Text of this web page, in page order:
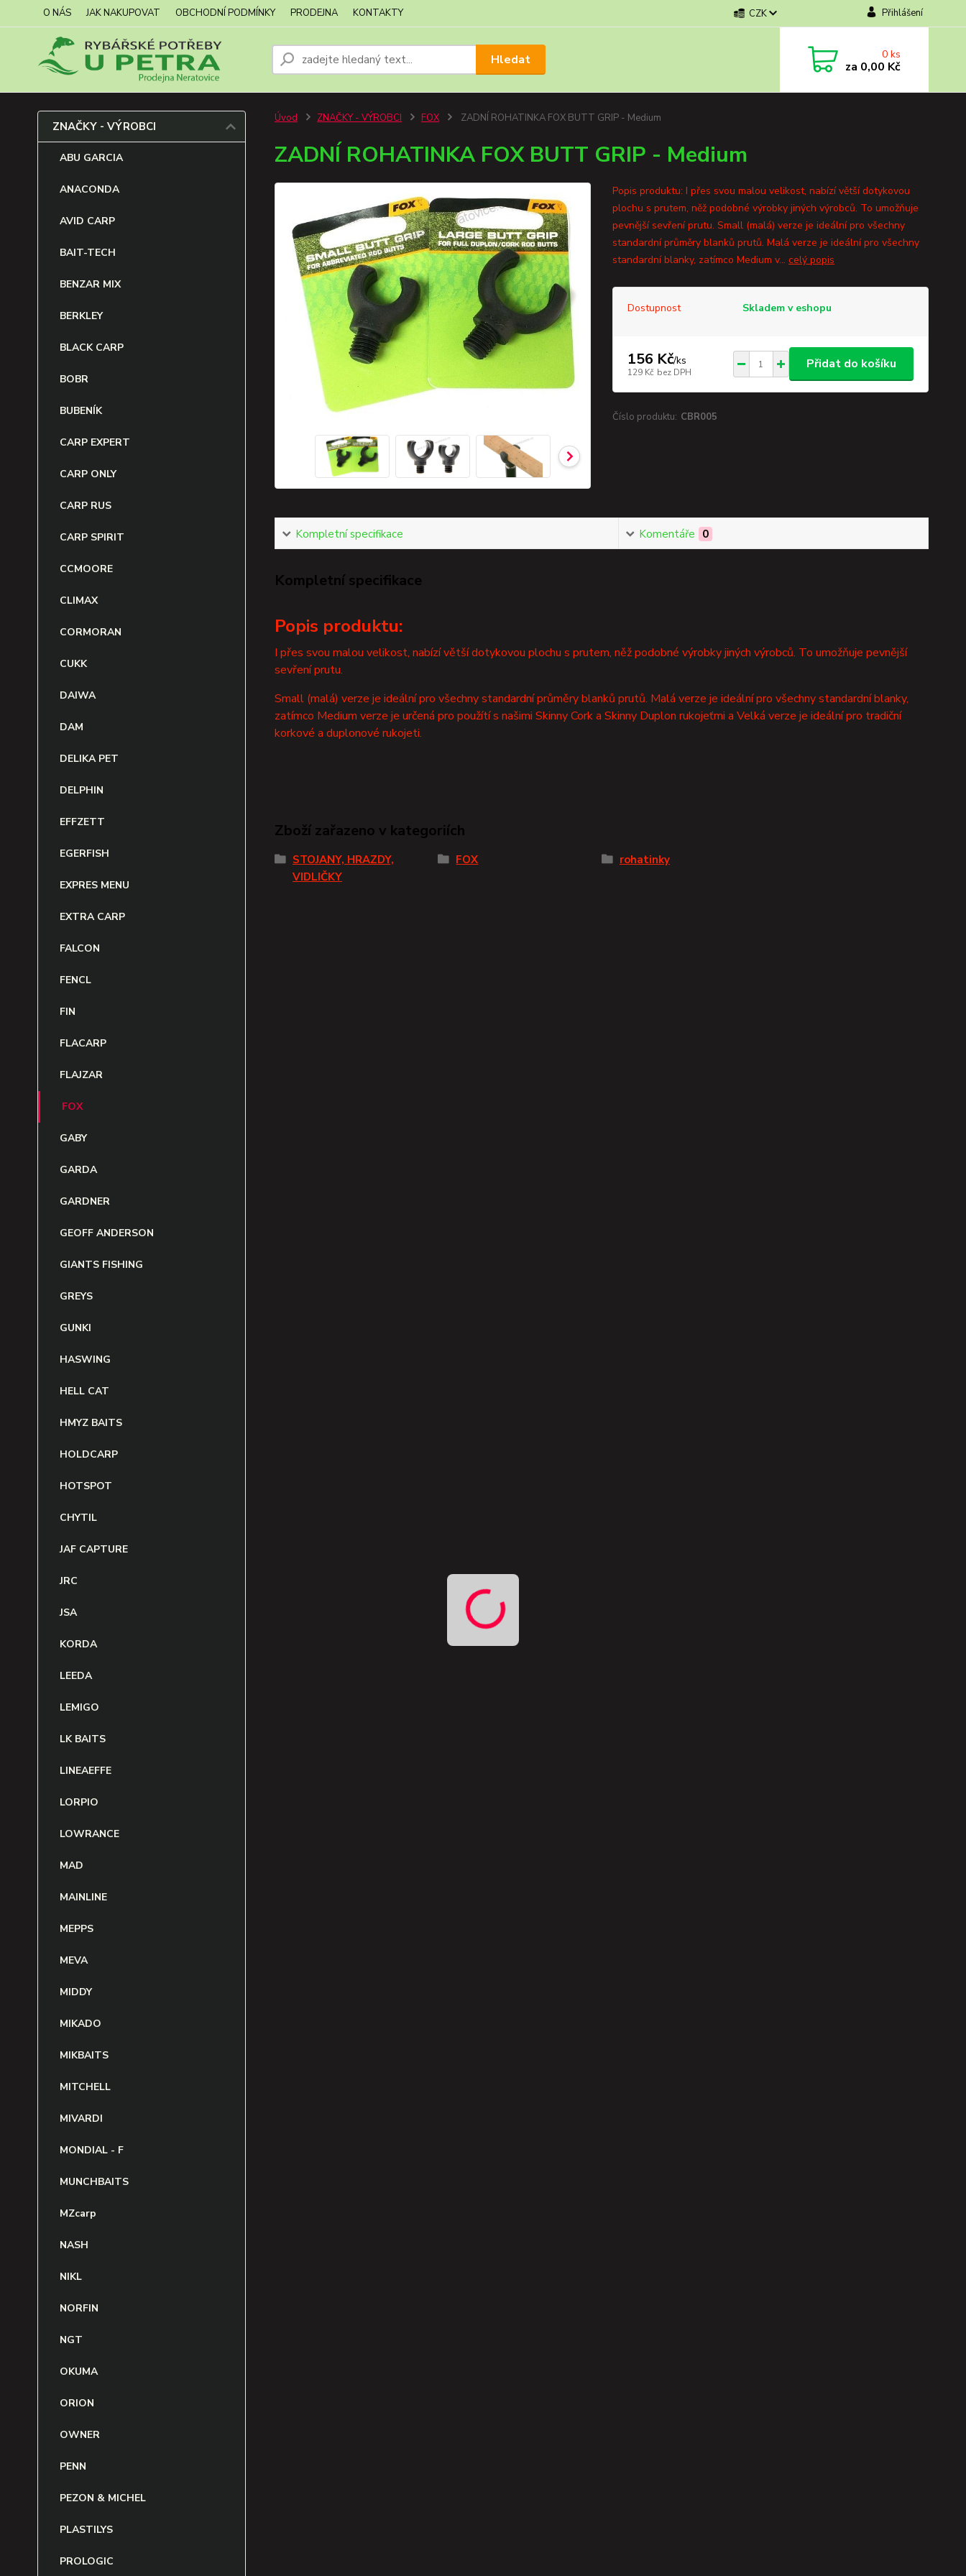
O NÁS JAK NAKUPOVAT OBCHODNÍ PODMÍNKY PRODEJNA KONTAKTY CZK Přihlášení
Hledat 0ks
za 0,00 Kč
ZNAČKY - VÝROBCI
ABU GARCIA
ANACONDA
AVID CARP
BAIT-TECH
BENZAR MIX
BERKLEY
BLACK CARP
BOBR
BUBENÍK
CARP EXPERT
CARP ONLY
CARP RUS
CARP SPIRIT
CCMOORE
CLIMAX
CORMORAN
CUKK
DAIWA
DAM
DELIKA PET
DELPHIN
EFFZETT
EGERFISH
EXPRES MENU
EXTRA CARP
FALCON
FENCL
FIN
FLACARP
FLAJZAR
FOX
GABY
GARDA
GARDNER
GEOFF ANDERSON
GIANTS FISHING
GREYS
GUNKI
HASWING
HELL CAT
HMYZ BAITS
HOLDCARP
HOTSPOT
CHYTIL
JAF CAPTURE
JRC
JSA
KORDA
LEEDA
LEMIGO
LK BAITS
LINEAEFFE
LORPIO
LOWRANCE
MAD
MAINLINE
MEPPS
MEVA
MIDDY
MIKADO
MIKBAITS
MITCHELL
MIVARDI
MONDIAL - F
MUNCHBAITS
MZcarp
NASH
NIKL
NORFIN
NGT
OKUMA
ORION
OWNER
PENN
PEZON & MICHEL
PLASTILYS
PROLOGIC
Úvod ZNAČKY - VÝROBCI FOX ZADNÍ ROHATINKA FOX BUTT GRIP - Medium
ZADNÍ ROHATINKA FOX BUTT GRIP - Medium
Popis produktu: I přes svou malou velikost, nabízí větší dotykovou
plochu s prutem, něž podobné výrobky jiných výrobců. To umožňuje
pevnější sevření prutu. Small (malá) verze je ideální pro všechny
standardní průměry blanků prutů. Malá verze je ideální pro všechny
standardní blanky, zatímco Medium v... celý popis
Dostupnost Skladem v eshopu
156 Kč/ks
129 Kč bez DPH
Přidat do košíku
Číslo produktu: CBR005
Kompletní specifikace Komentáře 0
Kompletní specifikace
Popis produktu:
I přes svou malou velikost, nabízí větší dotykovou plochu s prutem, něž podobné výrobky jiných výrobců. To umožňuje pevnější
sevření prutu.
Small (malá) verze je ideální pro všechny standardní průměry blanků prutů. Malá verze je ideální pro všechny standardní blanky,
zatímco Medium verze je určená pro použítí s našimi Skinny Cork a Skinny Duplon rukojeťmi a Velká verze je ideální pro tradiční
korkové a duplonové rukojeti.
Zboží zařazeno v kategoriích
STOJANY, HRAZDY,
VIDLIČKY
FOX rohatinky